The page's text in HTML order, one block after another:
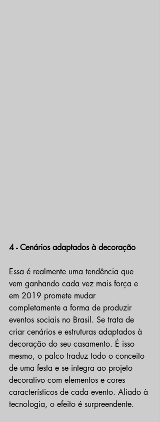
4 - Cenários adaptados à decoração
Essa é realmente uma tendência que
vem ganhando cada vez mais força e
em 2019 promete mudar
completamente a forma de produzir
eventos sociais no Brasil. Se trata de
criar cenários e estruturas adaptados à
decoração do seu casamento. É isso
mesmo, o palco traduz todo o conceito
de uma festa e se integra ao projeto
decorativo com elementos e cores
característicos de cada evento. Aliado à
tecnologia, o efeito é surpreendente.